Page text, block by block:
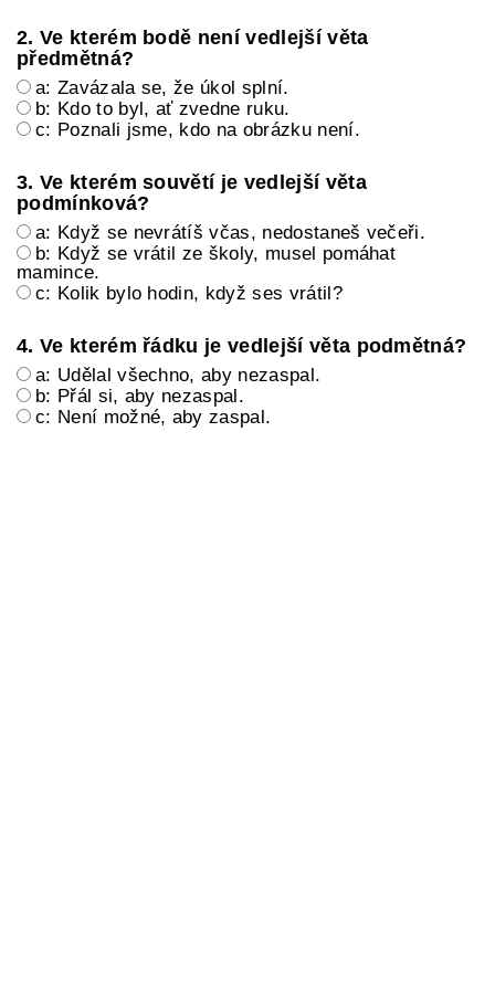
2. Ve kterém bodě není vedlejší věta
předmětná?
a: Zavázala se, že úkol splní.
b: Kdo to byl, ať zvedne ruku.
c: Poznali jsme, kdo na obrázku není.
3. Ve kterém souvětí je vedlejší věta
podmínková?
a: Když se nevrátíš včas, nedostaneš večeři.
b: Když se vrátil ze školy, musel pomáhat
mamince.
c: Kolik bylo hodin, když ses vrátil?
4. Ve kterém řádku je vedlejší věta podmětná?
a: Udělal všechno, aby nezaspal.
b: Přál si, aby nezaspal.
c: Není možné, aby zaspal.